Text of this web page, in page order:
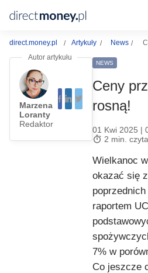
direct.money.pl Artykuły News
Marzena
Loranty
Redaktor
NEWS
Ceny
rosną!
01 Kwi 2025 |
2 min.
Wielkanoc
okazać się
raportem
7% w
Co jeszcze